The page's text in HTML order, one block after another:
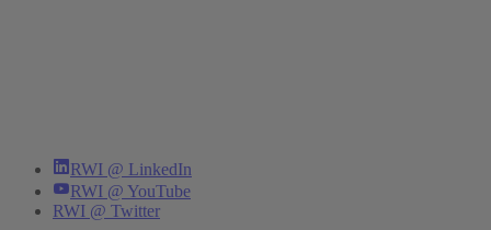
RWI @ LinkedIn
RWI @ YouTube
RWI @ Twitter